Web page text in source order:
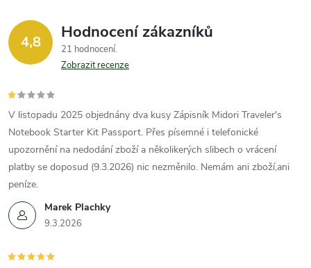
4,8 Hodnocení zákazníků
21 hodnocení
Zobrazit recenze
Marek Plachky
9.3.2026
V listopadu 2025 objednány dva kusy Zápisník Midori Traveler's
Notebook Starter Kit Passport. Přes písemné i telefonické
upozornění na nedodání zboží a několikerých slibech o vrácení
platby se doposud (9.3.2026) nic nezměnilo. Nemám ani zboží,ani
peníze.